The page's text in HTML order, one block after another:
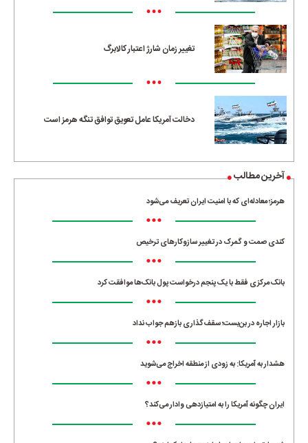
•••
تغییر زمان شارژ اعتبار کالابرگ
•••
دخالت آمریکا عامل تعویق توافق تنگه هرمز است
آخرین مطالب
هرمز؛ معادله‌ای که با امنیت ایران تعریف می‌شود
•••
کندی صمت و گمرک در تغییر سازوکارهای ترخیص
•••
بانک مرکزی فقط با یک‌ پنجم درخواست پول بانک‌ها موافقت کرد
•••
بازار اجاره در بن‌بست؛ سقف‌گذاری بازهم جواب نداد
•••
هشدار به آمریکا: به زودی از منطقه اخراج می‌شوید
•••
ایران چگونه آمریکا را به امتیازدهی وادار می‌کند؟
•••